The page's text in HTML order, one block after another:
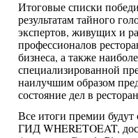
Итоговые списки
результатам тайного
экспертов, живущих и
профессионалов
бизнеса, а также
специализированной
наилучшим образом
состояние дел в
Все итоги премии
ГИД WHERETOEAT,